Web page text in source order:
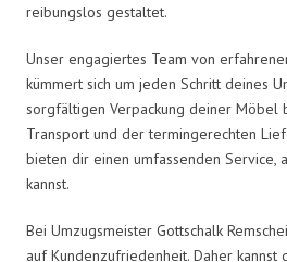
reibungslos gestaltet.
Unser engagiertes Team von
kümmert sich um jeden Schritt deines
sorgfältigen Verpackung deiner Möbel
Transport und der termingerechten
bieten dir einen umfassenden Service,
kannst.
Bei Umzugsmeister Gottschalk
auf Kundenzufriedenheit. Daher kannst